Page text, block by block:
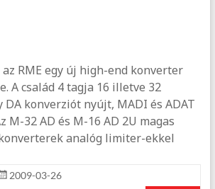
RME egy új high-end konverter
A család 4 tagja 16 illetve 32
DA konverziót nyújt, MADI és ADAT
M-32 AD és M-16 AD 2U magas
analóg limiter-ekkel
2009-03-26